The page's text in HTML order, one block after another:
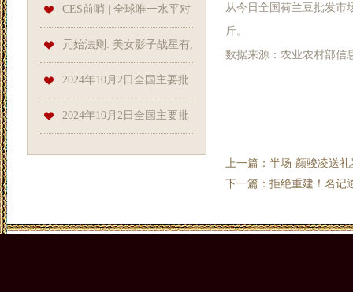
射韦世豪头球古斯塔沃补射 海
港1-2蓉城
CES前哨 | 全球唯一水平对
置8缸8挡摩托长城灵魂S2000亮
相
元始法则: 美女影子战星有,
姜宁转变为唯一
2024年10月2日全国主要批
发市场鳗鱼价格行情
2024年10月2日全国主要批
从今日全国荷兰豆批发市
斤。
数据来源：农业农村部信
上一篇： 半场-颜骏凌送
下一篇： 拒绝重建！名记